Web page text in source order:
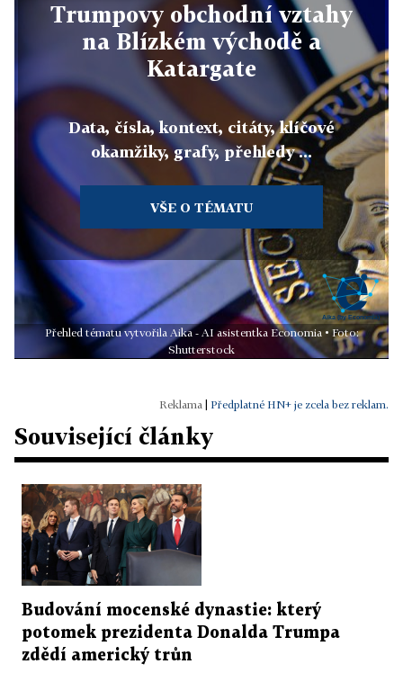
Trumpovy obchodní vztahy
na Blízkém východě a
Katargate
Data, čísla, kontext, citáty, klíčové
okamžiky, grafy, přehledy ...
VŠE O TÉMATU
Přehled tématu vytvořila Aika - AI asistentka Economia • Foto:
Shutterstock
Předplatné HN+ je zcela bez reklam.
Související články
Budování mocenské dynastie: který
potomek prezidenta Donalda Trumpa
zdědí americký trůn